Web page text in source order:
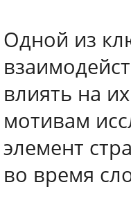
Одной из
влиять на
мотивам
элемент
во время